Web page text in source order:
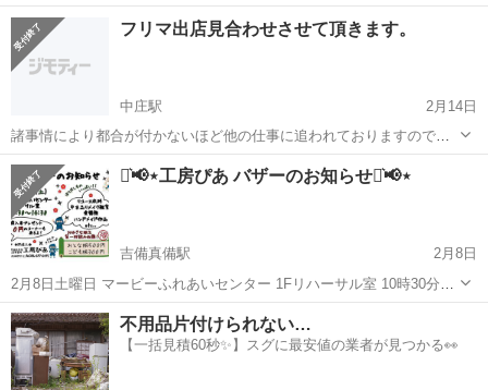
が開催されます。 そこで出店するお店の2日間短期アルバイトを探し
ています。岡山、香川在住の方に限らせていただきます。 交通費別途
支給、即日お支払いいたします...
岡山 フリーマーケット まつり
フリマ出店見合わせさせて頂きます。
中庄駅
2月14日
諸事情により都合が付かないほど他の仕事に追われておりますので申
し訳ありませんがご理解下さい。
岡山 倉敷市 中庄駅 フリーマーケット フリマ
⋆͛📢⋆工房ぴあ バザーのお知らせ⋆͛📢⋆
吉備真備駅
2月8日
2月8日土曜日 マービーふれあいセンター 1Fリハーサル室 10時30分〜
14時30分 とくとくバザーを開催します😊 大人レディース服、メンズ
服、子供服、雑貨など、オトクな価格で出品します🛒 ‼️子供服、大人
服の詰め放題...
岡山 倉敷市 吉備真備駅 フリーマーケット
不用品片付けられない…
【一括見積60秒✨】スグに最安値の業者が見つかる👀